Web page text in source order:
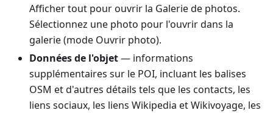
Afficher tout pour ouvrir la Galerie de photos.
Sélectionnez une photo pour l'ouvrir dans la
galerie (mode Ouvrir photo).
Données de l'objet— informations
supplémentaires sur le POI, incluant les balises
OSM et d'autres détails tels que les contacts, les
liens sociaux, les liens Wikipedia et Wikivoyage, les